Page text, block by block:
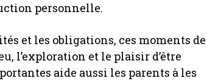
personnelle.
et les obligations, ces moments de
l’exploration et le plaisir d’être
aide aussi les parents à les